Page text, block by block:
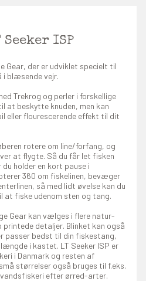
Seeker ISP
Gear, der er udviklet specielt til
blæsende vejr.
Trekrog og perler i forskellige
at beskytte knuden, men kan
eller flourescerende effekt til dit
rotere om line/forfang, og
at flygte. Så du får let fisken
holder en kort pause i
360 om fiskelinen, bevæger
så med lidt øvelse kan du
at fiske udenom sten og tang.
Gear kan vælges i flere natur-
detaljer. Blinket kan også
bedst til din fiskestang,
i kastet. LT Seeker ISP er
i Danmark og resten af
størrelser også bruges til f.eks.
efter ørred-arter.